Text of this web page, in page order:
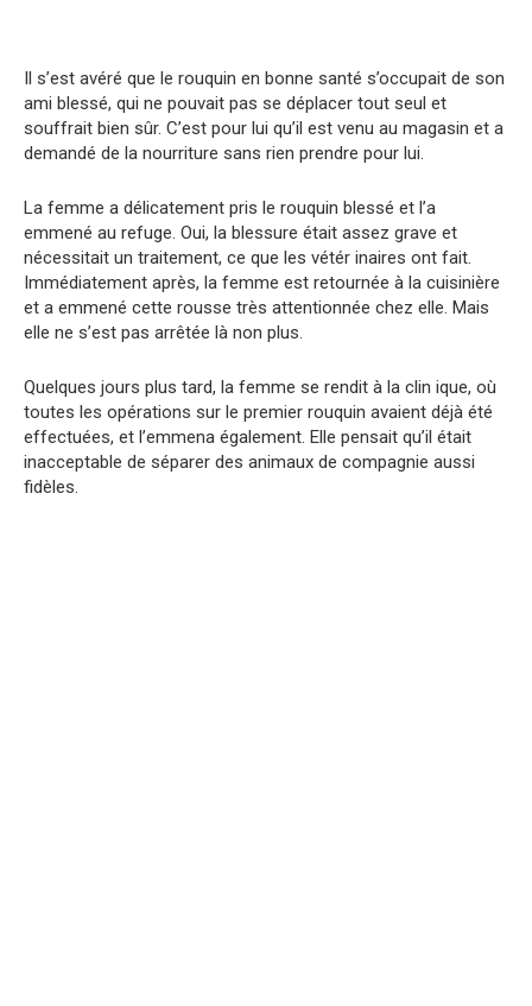
Il s’est avéré que le rouquin en bonne santé s’occupait de son
ami blessé, qui ne pouvait pas se déplacer tout seul et
souffrait bien sûr. C’est pour lui qu’il est venu au magasin et a
demandé de la nourriture sans rien prendre pour lui.
La femme a délicatement pris le rouquin blessé et l’a
emmené au refuge. Oui, la blessure était assez grave et
nécessitait un traitement, ce que les vétér inaires ont fait.
Immédiatement après, la femme est retournée à la cuisinière
et a emmené cette rousse très attentionnée chez elle. Mais
elle ne s’est pas arrêtée là non plus.
Quelques jours plus tard, la femme se rendit à la clin ique, où
toutes les opérations sur le premier rouquin avaient déjà été
effectuées, et l’emmena également. Elle pensait qu’il était
inacceptable de séparer des animaux de compagnie aussi
fidèles.